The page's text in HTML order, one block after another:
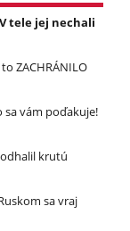
tele jej nechali
ZACHRÁNILO
sa vám poďakuje!
krutú
sa vraj